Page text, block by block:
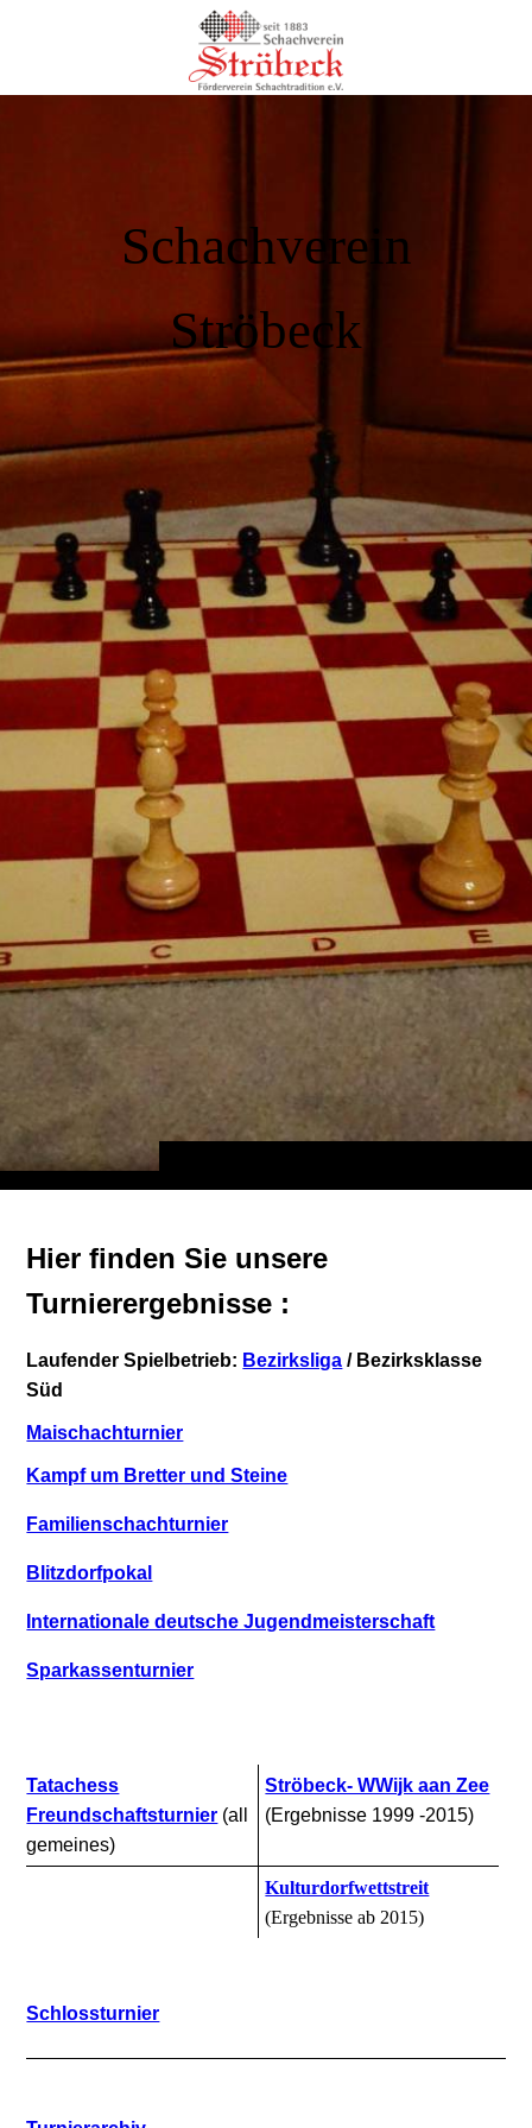
Schachverein
Ströbeck
Hier finden Sie unsere
Turnierergebnisse :
Laufender Spielbetrieb: Bezirksliga / Bezirksklasse
Süd
Maischachturnier
Kampf um Bretter und Steine
Familienschachturnier
Blitzdorfpokal
Internationale deutsche Jugendmeisterschaft
Sparkassenturnier
Tatachess
Freundschaftsturnier (all
gemeines)
Ströbeck- WWijk aan Zee
(Ergebnisse 1999 -2015)
Kulturdorfwettstreit
(Ergebnisse ab 2015)
Schlossturnier